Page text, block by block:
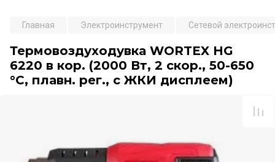
Главная Электроинструмент Сетевой
Термовоздуходувка WORTEX HG
6220 в кор. (2000 Вт, 2 скор., 50-650
°С, плавн. рег., с ЖКИ дисплеем)